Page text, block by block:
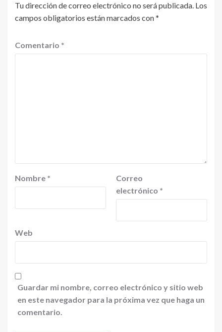
Tu dirección de correo electrónico no será publicada. Los
campos obligatorios están marcados con*
Comentario *
Nombre *
Correo
electrónico *
Web
Guardar mi nombre, correo electrónico y sitio web
en este navegador para la próxima vez que haga un
comentario.